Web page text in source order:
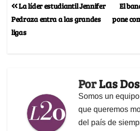
El
pone
La líder estudiantil Jennifer
Pedraza entra a las grandes
ligas
PorLas
Somos un
que queremos
del país de